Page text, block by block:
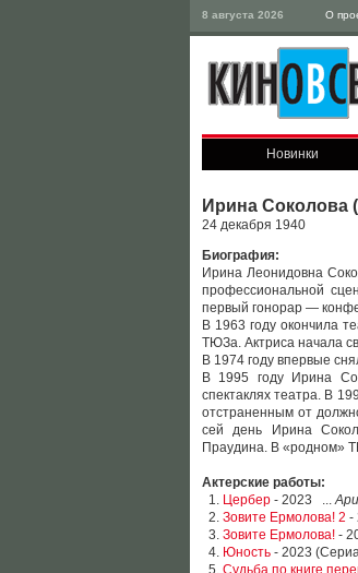
8 августа 2026 О
Новинки
Ирина Соколова
24 декабря 1940
Биография:
Ирина Леонидовна
профессиональной
первый гонорар —
В 1963 году окончила
ТЮЗа. Актриса начала
В 1974 году впервые
В 1995 году Ирина
спектаклях театра. В
отстрaненным от
сей день Ирина
Праудина. В «родном»
Актерские работы:
1. Цербер - 2023 ...
2. Зовите Ермолова! 2 -
3. Зовите Ермолова! -
4. Юность - 2023
5. Судьба по книге